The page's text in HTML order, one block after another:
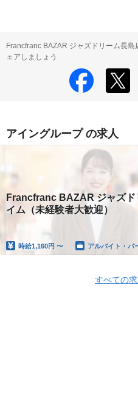
Francfranc BAZAR ジャズドリーム長
ェアしましょう
アイングループ の求人
Francfranc BAZAR ジャズド
イム（未経験者大歓迎）
時給1,160円 〜 アルバイト・パ
すべての